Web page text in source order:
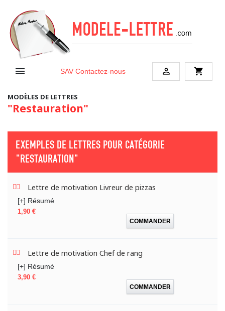
 SAV Contactez-nous  shopping_cart
MODÈLES DE LETTRES
"Restauration"
EXEMPLES DE LETTRES POUR CATÉGORIE
"RESTAURATION"
Lettre de motivation Livreur de pizzas
[+] Résumé
Prix
1,90 €
COMMANDER
Lettre de motivation Chef de rang
[+] Résumé
Prix
3,90 €
COMMANDER